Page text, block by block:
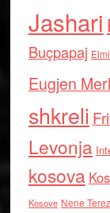
Jashari
Buçpapaj
Eugjen
shkreli
Levonja
kosova
Kosove Nene